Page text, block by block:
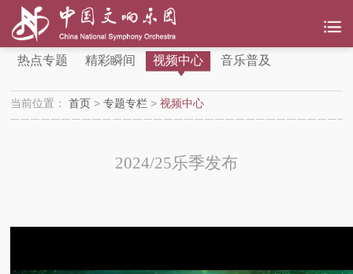
热点专题 精彩瞬间 视频中心 音乐普及
当前位置：首页 >专题专栏 >视频中心
2024/25乐季发布